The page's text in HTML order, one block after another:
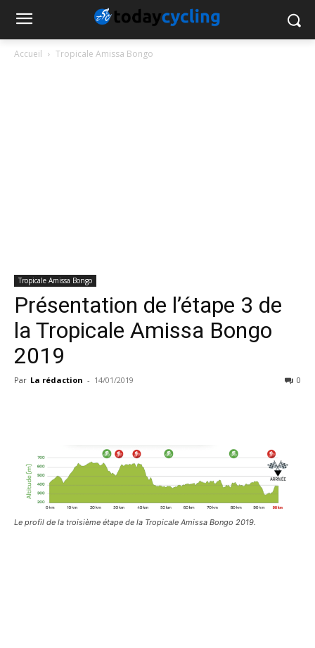
Accueil Tropicale Amissa Bongo
Tropicale Amissa Bongo
Présentation de l’étape 3 de
la Tropicale Amissa Bongo
2019
Par La rédaction - 14/01/2019 0
Le profil de la troisième étape de la Tropicale Amissa Bongo 2019.